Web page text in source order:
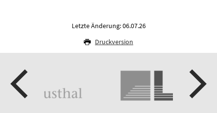
Letzte Änderung: 06.07.26
Druckversion